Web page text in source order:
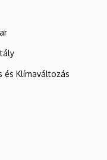
és Klímaváltozás